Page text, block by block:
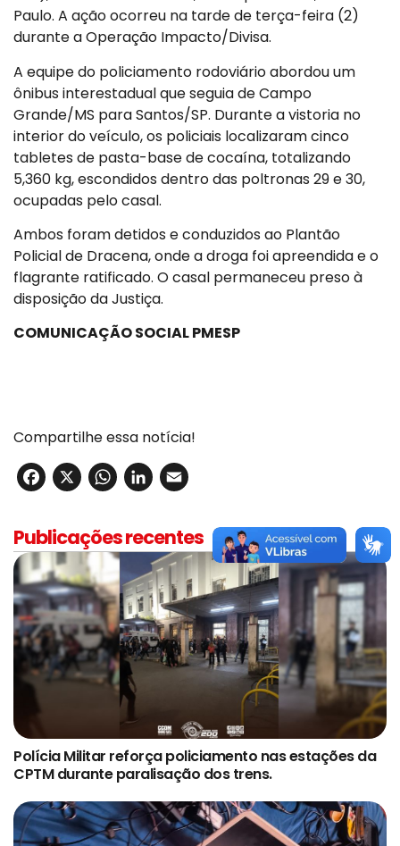
Paulo. A ação ocorreu na tarde de terça-feira (2)
durante a Operação Impacto/Divisa.
A equipe do policiamento rodoviário abordou um
ônibus interestadual que seguia de Campo
Grande/MS para Santos/SP. Durante a vistoria no
interior do veículo, os policiais localizaram cinco
tabletes de pasta-base de cocaína, totalizando
5,360 kg, escondidos dentro das poltronas 29 e 30,
ocupadas pelo casal.
Ambos foram detidos e conduzidos ao Plantão
Policial de Dracena, onde a droga foi apreendida e o
flagrante ratificado. O casal permaneceu preso à
disposição da Justiça.
COMUNICAÇÃO SOCIAL PMESP
Compartilhe essa notícia!
Facebook
X WhatsApp
LinkedIn
Publicações recentes
Polícia Militar reforça policiamento nas estações da
CPTM durante paralisação dos trens.